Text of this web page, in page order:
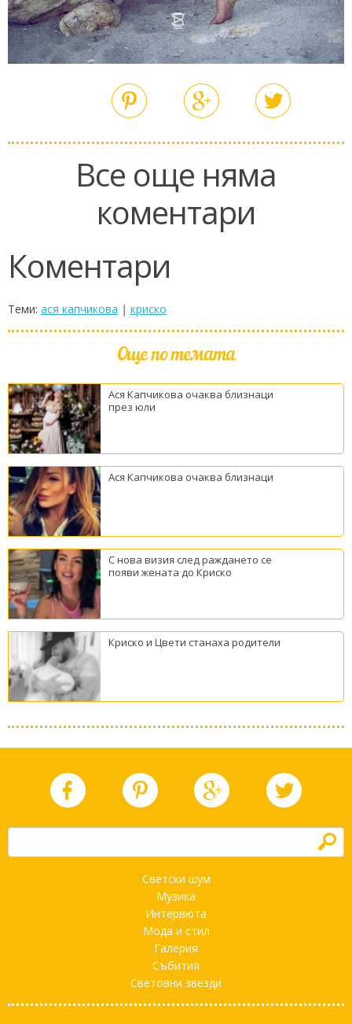
Все още няма
коментари
Коментари
Теми: ася капчикова | криско
Още по темата
Ася Капчикова очаква близнаци
през юли
Ася Капчикова очаква близнаци
С нова визия след раждането се
появи жената до Криско
Криско и Цвети станаха родители
h
Светски шум
Музика
Интервюта
Мода и стил
Галерия
Събития
Световни звезди